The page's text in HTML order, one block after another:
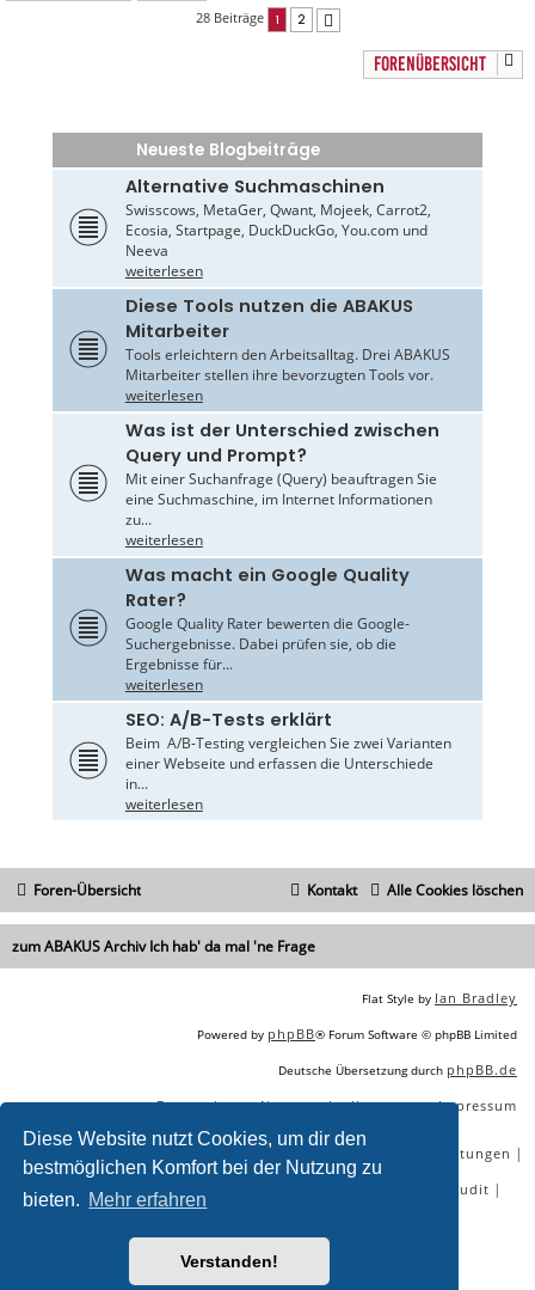
Diese Website nutzt Cookies, um dir den
bestmöglichen Komfort bei der Nutzung zu
bieten. Mehr erfahren
Verstanden!
28 Beiträge 1 2
FORENÜBERSICHT
Neueste Blogbeiträge
Alternative Suchmaschinen
Swisscows, MetaGer, Qwant, Mojeek, Carrot2,
Ecosia, Startpage, DuckDuckGo, You.com und
Neeva
weiterlesen
Diese Tools nutzen die ABAKUS
Mitarbeiter
Tools erleichtern den Arbeitsalltag. Drei ABAKUS
Mitarbeiter stellen ihre bevorzugten Tools vor.
weiterlesen
Was ist der Unterschied zwischen
Query und Prompt?
Mit einer Suchanfrage (Query) beauftragen Sie
eine Suchmaschine, im Internet Informationen
zu...
weiterlesen
Was macht ein Google Quality
Rater?
Google Quality Rater bewerten die Google-
Suchergebnisse. Dabei prüfen sie, ob die
Ergebnisse für...
weiterlesen
SEO: A/B-Tests erklärt
Beim A/B-Testing vergleichen Sie zwei Varianten
einer Webseite und erfassen die Unterschiede
in...
weiterlesen
Foren-Übersicht Alle Cookies löschen
Kontakt
zum ABAKUS Archiv Ich hab' da mal 'ne Frage
Flat Style by Ian Bradley
Powered by phpBB® Forum Software © phpBB Limited
Deutsche Übersetzung durch phpBB.de
Datenschutz|Nutzungsbedingungen|Impressum
SEO Online Tools SEO Dienstleistungen |
SEO Workshops | SEO Beratung SEO Audit |
Sie lesen gerade:Was ist das für eine CSS-Ressource - ABAKUS